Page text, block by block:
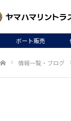
ボート販売
情報一覧・ブログ